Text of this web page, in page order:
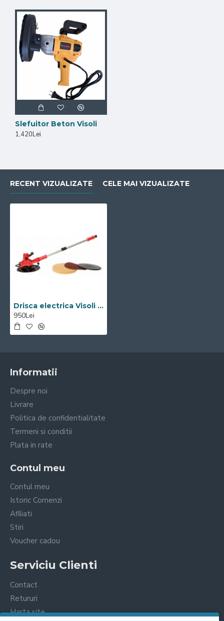
Slefuitor Beton Visoli
1,420Lei
RECENT VIZUALIZATE CELE MAI VIZUALIZATE
Drisca electrica Visoli 1650W cu prelungitor
950Lei
Informatii
Despre noi
Livrare
Politica de confidentialitate
Termeni si conditii
Plata in rate
Contul meu
Contul meu
Istoric Comenzi
Afiliati
Stiri
Voucher cadou
Serviciu Clienti
Contact
Retururi
Harta site